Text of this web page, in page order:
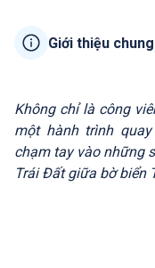
Giới thiệu chung
Không chỉ là công
một hành trình
chạm tay vào những
Trái Đất giữa bờ biển